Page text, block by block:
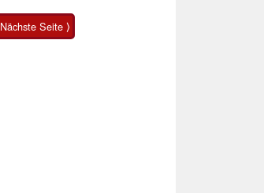
Smartphone im Test
Nächste Seite ⟩